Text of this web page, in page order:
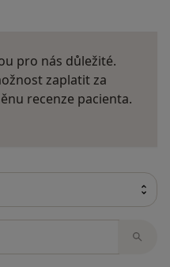
pro nás důležité.
zaplatit za
recenze pacienta.